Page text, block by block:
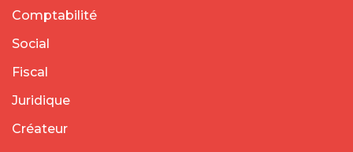
Comptabilité
Social
Fiscal
Juridique
Créateur